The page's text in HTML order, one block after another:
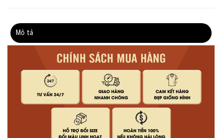
Mô tả
Thông tin bổ sung
Đánh giá (0)